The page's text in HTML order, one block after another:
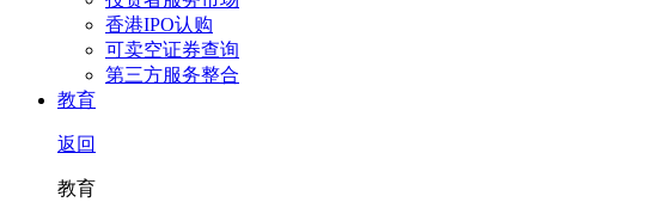
香港IPO认购
可卖空证券查询
第三方服务整合
教育
返回
教育